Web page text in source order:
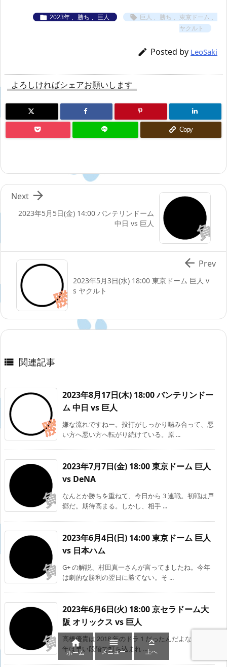
 2023年 , 勝ち , 巨人  巨人 , 勝ち , 東京ドーム ,
ヤクルト
 Posted by LeoSaki
よろしければシェアお願いします
Copy
2023年5月5日(金) 14:00 バンテリンドーム
中日 vs 巨人

Next
2023年5月3日(水) 18:00 東京ドーム 巨人 v
s ヤクルト
 Prev
 関連記事
2023年8月17日(木) 18:00 バンテリンドー
ム 中日 vs 巨人
嫌な流れですねー。投打がしっかり噛み合って、悪
い方へ悪い方へ転がり続けている。原 ...
2023年7月7日(金) 18:00 東京ドーム 巨人
vs DeNA
なんとか勝ちを重ねて、今日から 3 連戦。初戦は戸
郷だ。期待高まる。しかし、相手 ...
2023年6月4日(日) 14:00 東京ドーム 巨人
vs 日本ハム
G+ の解説、村田真一さんが言ってましたね。今年
は劇的な勝利の翌日に勝てない。そ ...
2023年6月6日(火) 18:00 京セラドーム大
阪 オリックス vs 巨人
高橋優貴は 2018 年のドラ 1 だったんだよなぁ。今
年は早い段階で打ち込まれ ...

ホーム

メニュー

上へ